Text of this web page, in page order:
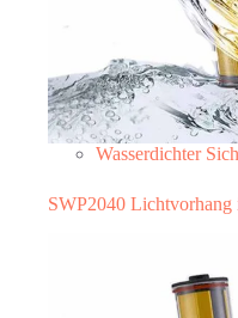
Wasserdichter
SWP2040